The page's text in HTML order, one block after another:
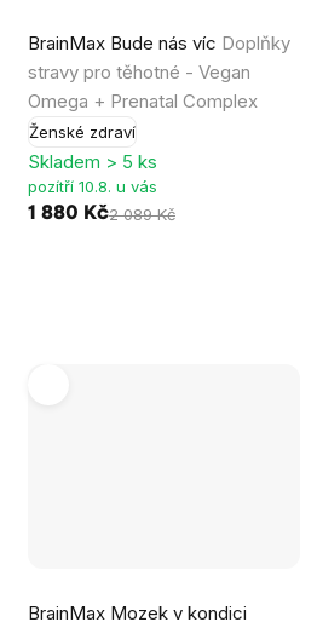
BrainMax Bude nás víc Doplňky
stravy pro těhotné - Vegan
Omega + Prenatal Complex
Ženské zdraví
hodnocení
produktu
je
5,0
z
5
hvězdiček.
Skladem > 5 ks
pozítří 10.8. u vás
1 880 Kč2 089 Kč
BrainMax Mozek v kondici